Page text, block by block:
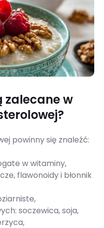
zalecane w
powinny się znaleźć:
w witaminy,
flawonoidy i błonnik
soczewica, soja,